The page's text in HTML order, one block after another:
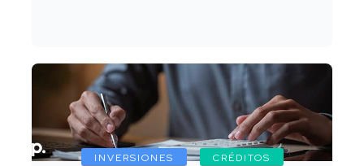
INVERSIONES CRÉDITOS